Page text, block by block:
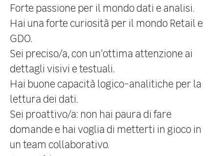
Forte passione per il mondo dati e analisi.
Hai una forte curiosità per il mondo Retail e
GDO.
Sei preciso/a, con un'ottima attenzione ai
dettagli visivi e testuali.
Hai buone capacità logico-analitiche per la
lettura dei dati.
Sei proattivo/a: non hai paura di fare
domande e hai voglia di metterti in gioco in
un team collaborativo.